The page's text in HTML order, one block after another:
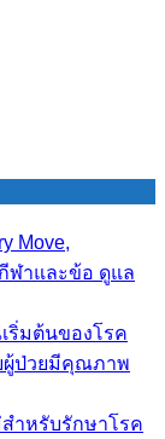
Move,
ฬาและข้อ ดูแล
ริ่มต้นของโรค
ผู้ป่วยมีคุณภาพ
ำหรับรักษาโรค